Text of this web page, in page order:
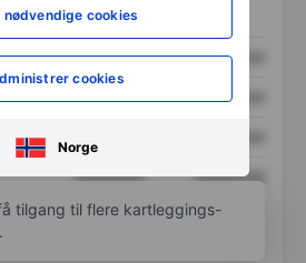
nødvendige cookies
cookies
Norge
XXXXXXX XXXXXXX
XXXXXXX XXXXXXX
XXXXXXX
XXXXXXX
tilgang til flere kartleggings-